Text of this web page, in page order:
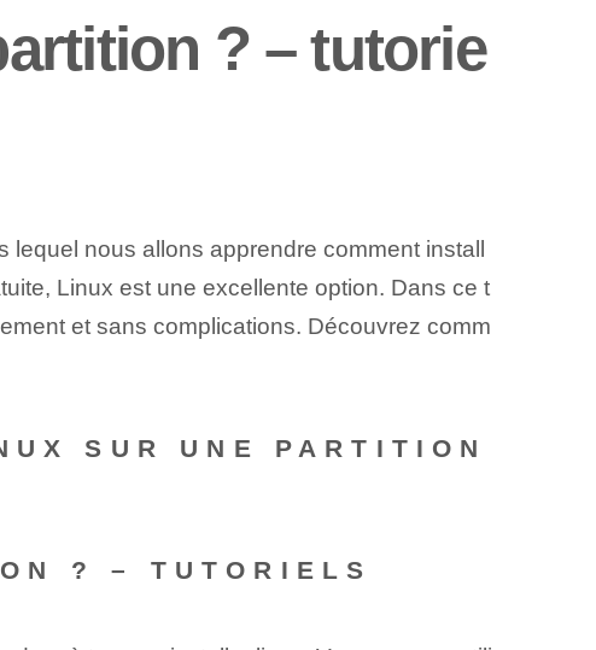
? – tutorie
nous allons apprendre comment install
Linux est une excellente option. Dans ce t
et sans complications. Découvrez comm
SUR UNE PARTITION
? – TUTORIELS